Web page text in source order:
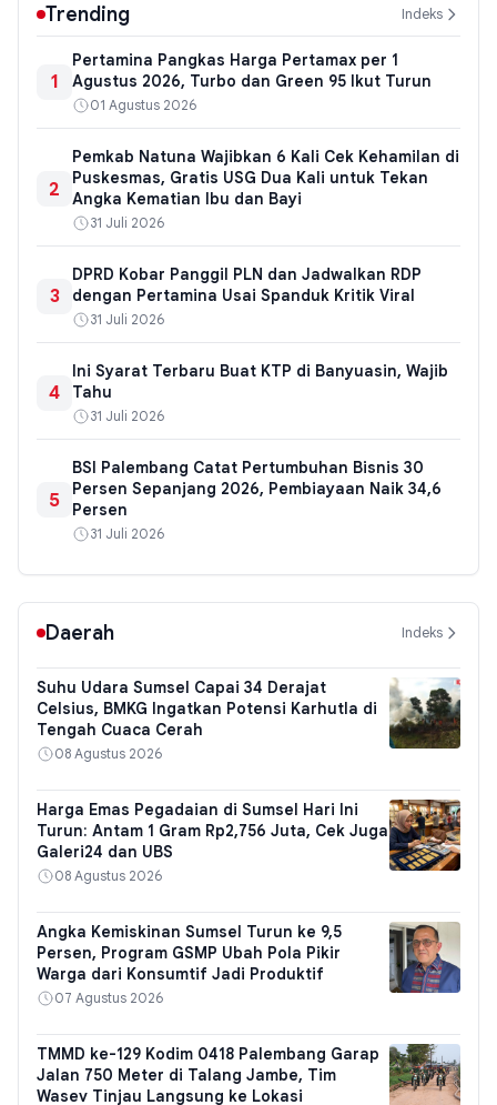
Trending Indeks
1
Pertamina Pangkas Harga Pertamax per 1
Agustus 2026, Turbo dan Green 95 Ikut Turun
01 Agustus 2026
2
Pemkab Natuna Wajibkan 6 Kali Cek Kehamilan di
Puskesmas, Gratis USG Dua Kali untuk Tekan
Angka Kematian Ibu dan Bayi
31 Juli 2026
3
DPRD Kobar Panggil PLN dan Jadwalkan RDP
dengan Pertamina Usai Spanduk Kritik Viral
31 Juli 2026
4
Ini Syarat Terbaru Buat KTP di Banyuasin, Wajib
Tahu
31 Juli 2026
5
BSI Palembang Catat Pertumbuhan Bisnis 30
Persen Sepanjang 2026, Pembiayaan Naik 34,6
Persen
31 Juli 2026
Daerah Indeks
Suhu Udara Sumsel Capai 34 Derajat
Celsius, BMKG Ingatkan Potensi Karhutla di
Tengah Cuaca Cerah
08 Agustus 2026
Harga Emas Pegadaian di Sumsel Hari Ini
Turun: Antam 1 Gram Rp2,756 Juta, Cek Juga
Galeri24 dan UBS
08 Agustus 2026
Angka Kemiskinan Sumsel Turun ke 9,5
Persen, Program GSMP Ubah Pola Pikir
Warga dari Konsumtif Jadi Produktif
07 Agustus 2026
TMMD ke-129 Kodim 0418 Palembang Garap
Jalan 750 Meter di Talang Jambe, Tim
Wasev Tinjau Langsung ke Lokasi